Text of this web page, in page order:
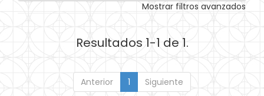
Mostrar filtros avanzados
Resultados 1-1 de 1.
Anterior 1 Siguiente